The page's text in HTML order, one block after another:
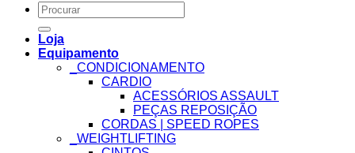
Search
for:
Loja
Equipamento
_CONDICIONAMENTO
CARDIO
ACESSÓRIOS ASSAULT
PEÇAS REPOSIÇÃO
CORDAS | SPEED ROPES
_WEIGHTLIFTING